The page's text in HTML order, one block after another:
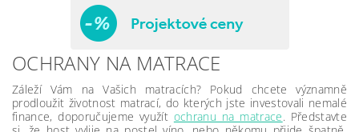
OCHRANY NA MATRACE
Záleží Vám na Vašich matracích? Pokud chcete významně
prodloužit životnost matrací, do kterých jste investovali nemalé
finance, doporučujeme využít ochranu na matrace. Představte